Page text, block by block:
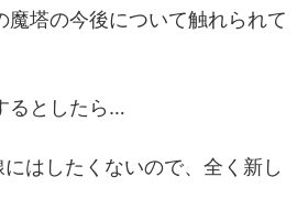
魔塔の今後について触れられて
るとしたら…
はしたくないので、全く新し